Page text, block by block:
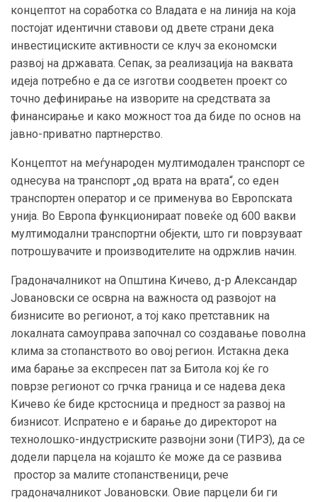
концептот на соработка со Владата е на линија на која
постојат идентични ставови од двете страни дека
инвестициските активности се клуч за економски
развој на државата. Сепак, за реализација на ваквата
идеја потребно е да се изготви соодветен проект со
точно дефинирање на изворите на средствата за
финансирање и како можност тоа да биде по основ на
јавно-приватно партнерство.
Концептот на меѓународен мултимодален транспорт се
однесува на транспорт „од врата на врата“, со еден
транспортен оператор и се применува во Европската
унија. Во Европа функционираат повеќе од 600 вакви
мултимодални транспортни објекти, што ги поврзуваат
потрошувачите и производителите на одржлив начин.
Градоначалникот на Општина Кичево, д-р Александар
Јовановски се осврна на важноста од развојот на
бизнисите во регионот, а тој како претставник на
локалната самоуправа започнал со создавање поволна
клима за стопанството во овој регион. Истакна дека
има барање за експресен пат за Битола кој ќе го
поврзе регионот со грчка граница и се надева дека
Кичево ќе биде крстосница и предност за развој на
бизнисот. Испратено е и барање до директорот на
технолошко-индустриските развојни зони (ТИРЗ), да се
додели парцела на којашто ќе може да се развива
простор за малите стопанственици, рече
градоначалникот Јовановски. Овие парцели би ги